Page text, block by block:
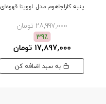
پنبه کاراجاهوم مدل لووینا قهوه‌ای
28,997,000 تومان
39٪
17,897,000 تومان